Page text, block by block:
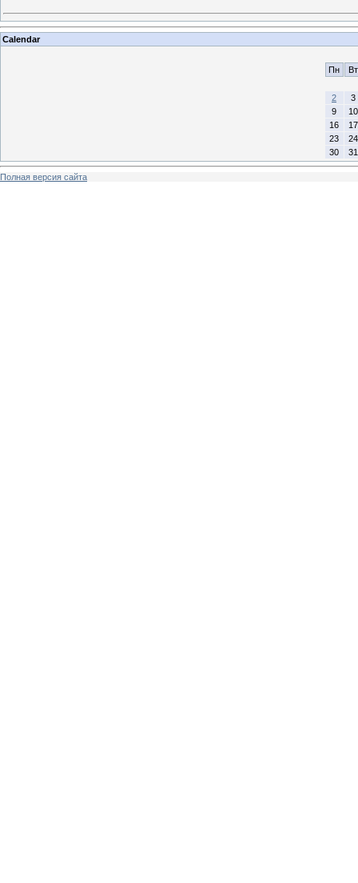
Calendar
Пн Вт
2
3
9
10
16
17
23
24
30
31
Полная версия сайта